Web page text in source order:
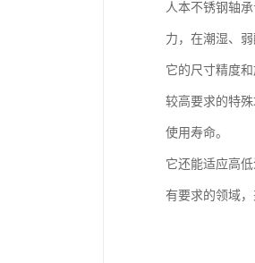
人本不锈钢轴
力，在潮湿、
它的尺寸精度
较高要求的特
使用寿命。
它还能适应高
有要求的领域